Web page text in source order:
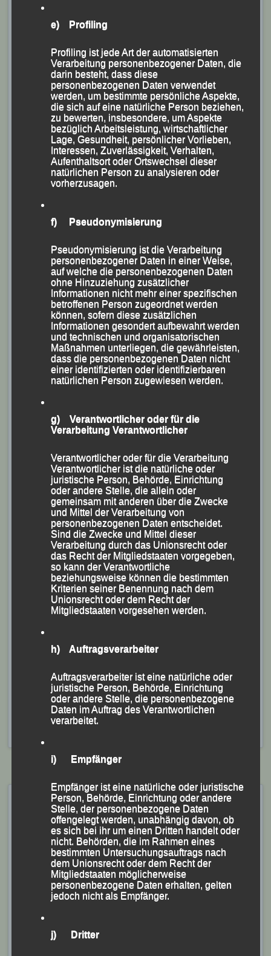
den Start und liefen nach 1:13:33 bzw. 1:14:27
Stunden über die Ziellinie, womit sie in ihrer
belegten.
Die beiden LG-Oldies Franz Keifenheim (li.) und Georg
Für Martina Schneider, die zuletzt mit ihrer Freundin
und Arbeitskollegin Simone Stieber (Union Wernstein)
einen Trainingslauf um den Wolfgangsee absolviert
hatte, wurden als Vierte der AK W 45 1:17:50 Stunden
gestoppt. Platz Zwei dieser AK ging in 1:11:52
VeröffentlichtinAktuelles,Archiv 2023 |Markiert mit
Christina Wimmer,Franz Keifenheim,Georg Eibl,Jonas
Juliane Tilch,Martha Weber,Michaela Freudenstein
Wernstein,Wolfgang Storch
Zweibrückenlauf Wernstein
(AUT), 07. September 2019
Veröffentlicht am7. September 2019 vonlgpassau
Tolle LG-Ergebnisse
Sabrina Prager,
Lisa Fraunhofer
Kathrin Bründl
e) Profiling
Profiling ist jede Art der automatisierten
Verarbeitung personenbezogener Daten, die
darin besteht, dass diese
personenbezogenen Daten verwendet
werden, um bestimmte persönliche Aspekte,
die sich auf eine natürliche Person beziehen,
zu bewerten, insbesondere, um Aspekte
bezüglich Arbeitsleistung, wirtschaftlicher
Lage, Gesundheit, persönlicher Vorlieben,
Interessen, Zuverlässigkeit, Verhalten,
Aufenthaltsort oder Ortswechsel dieser
natürlichen Person zu analysieren oder
vorherzusagen.
f) Pseudonymisierung
Pseudonymisierung ist die Verarbeitung
personenbezogener Daten in einer Weise,
auf welche die personenbezogenen Daten
ohne Hinzuziehung zusätzlicher
Informationen nicht mehr einer spezifischen
betroffenen Person zugeordnet werden
können, sofern diese zusätzlichen
Informationen gesondert aufbewahrt werden
und technischen und organisatorischen
Maßnahmen unterliegen, die gewährleisten,
dass die personenbezogenen Daten nicht
einer identifizierten oder identifizierbaren
natürlichen Person zugewiesen werden.
g) Verantwortlicher oder für die
Verarbeitung Verantwortlicher
Verantwortlicher oder für die Verarbeitung
Verantwortlicher ist die natürliche oder
juristische Person, Behörde, Einrichtung
oder andere Stelle, die allein oder
gemeinsam mit anderen über die Zwecke
und Mittel der Verarbeitung von
personenbezogenen Daten entscheidet.
Sind die Zwecke und Mittel dieser
Verarbeitung durch das Unionsrecht oder
das Recht der Mitgliedstaaten vorgegeben,
so kann der Verantwortliche
beziehungsweise können die bestimmten
Kriterien seiner Benennung nach dem
Unionsrecht oder dem Recht der
Mitgliedstaaten vorgesehen werden.
h) Auftragsverarbeiter
Auftragsverarbeiter ist eine natürliche oder
juristische Person, Behörde, Einrichtung
oder andere Stelle, die personenbezogene
Daten im Auftrag des Verantwortlichen
verarbeitet.
i) Empfänger
Empfänger ist eine natürliche oder juristische
Person, Behörde, Einrichtung oder andere
Stelle, der personenbezogene Daten
offengelegt werden, unabhängig davon, ob
es sich bei ihr um einen Dritten handelt oder
nicht. Behörden, die im Rahmen eines
bestimmten Untersuchungsauftrags nach
dem Unionsrecht oder dem Recht der
Mitgliedstaaten möglicherweise
personenbezogene Daten erhalten, gelten
jedoch nicht als Empfänger.
j) Dritter